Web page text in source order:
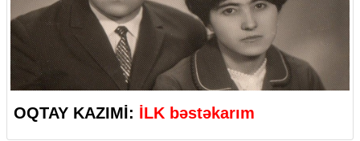
OQTAY KAZIMİ: İLK bəstəkarım